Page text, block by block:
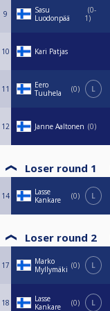
9
Sasu
Luodonpää
0-
1
10 Kari Patjas
11
Eero
Tuuhela
0 L
12 Janne Aaltonen 0
Loser round 1
14
Lasse
Kankare
0 L
Loser round 2
17
Marko
Myllymäki
0 L
18
Lasse
Kankare
0 L